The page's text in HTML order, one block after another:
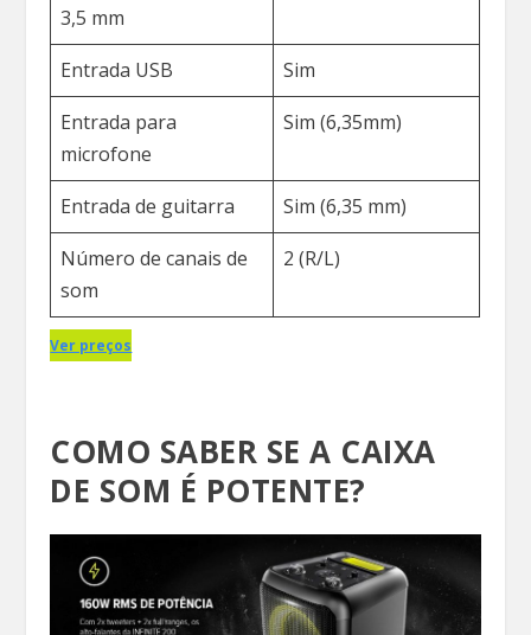
3,5 mm
Entrada USB
Sim
Entrada para
microfone
Sim (6,35mm)
Entrada de guitarra
Sim (6,35 mm)
Número de canais de
som
2 (R/L)
Ver preços
COMO SABER SE A CAIXA
DE SOM É POTENTE?